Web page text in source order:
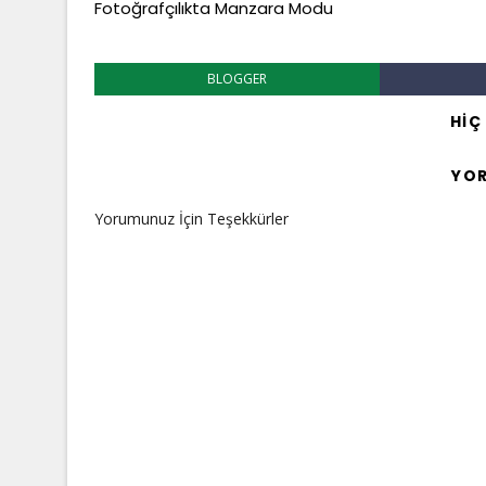
Fotoğrafçılıkta Manzara Modu
BLOGGER
Yorumunuz İçin Teşekkürler